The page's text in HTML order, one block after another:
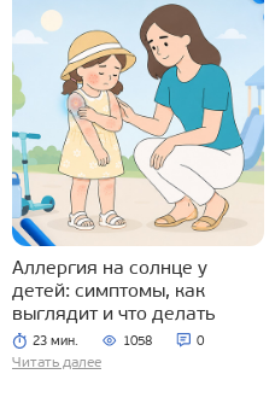
Аллергия на солнце у
детей: симптомы, как
выглядит и что делать
23 мин. 1058 0
Читать далее